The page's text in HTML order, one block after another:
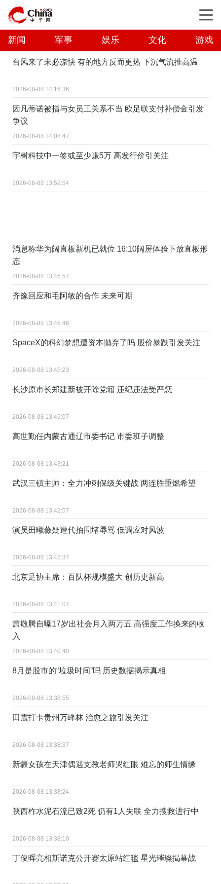
新闻 军事 娱乐 文化 游戏
台风来了未必凉快 有的地方反而更热 下沉气流推高温
2026-08-08 14:16:36
因凡蒂诺被指与女员工关系不当 欧足联支付补偿金引发
争议
2026-08-08 14:08:47
宇树科技中一签或至少赚5万 高发行价引关注
2026-08-08 13:52:54
消息称华为阔直板新机已就位 16:10阔屏体验下放直板形
态
2026-08-08 13:46:57
齐豫回应和毛阿敏的合作 未来可期
2026-08-08 13:45:46
SpaceX的科幻梦想遭资本抛弃了吗 股价暴跌引发关注
2026-08-08 13:45:23
长沙原市长郑建新被开除党籍 违纪违法受严惩
2026-08-08 13:45:07
高世勤任内蒙古通辽市委书记 市委班子调整
2026-08-08 13:43:21
武汉三镇主帅：全力冲刺保级关键战 两连胜重燃希望
2026-08-08 13:42:57
演员田曦薇疑遭代拍围堵辱骂 低调应对风波
2026-08-08 13:42:37
北京足协主席：百队杯规模盛大 创历史新高
2026-08-08 13:41:07
萧敬腾自曝17岁出社会月入两万五 高强度工作换来的收
入
2026-08-08 13:40:40
8月是股市的“垃圾时间”吗 历史数据揭示真相
2026-08-08 13:38:55
田震打卡贵州万峰林 治愈之旅引发关注
2026-08-08 13:38:37
新疆女孩在天津偶遇支教老师哭红眼 难忘的师生情缘
2026-08-08 13:38:24
陕西柞水泥石流已致2死 仍有1人失联 全力搜救进行中
2026-08-08 13:38:10
丁俊晖亮相斯诺克公开赛太原站红毯 星光璀璨揭幕战